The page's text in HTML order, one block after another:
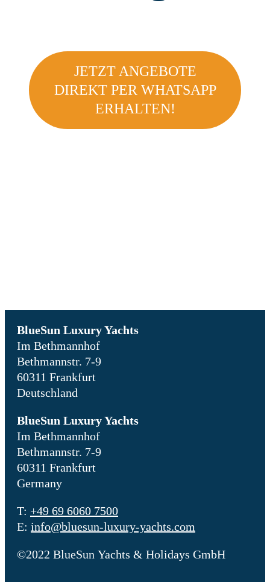
JETZT ANGEBOTE
DIREKT PER WHATSAPP
ERHALTEN!
BlueSun Luxury Yachts
Im Bethmannhof
Bethmannstr. 7-9
60311 Frankfurt
Deutschland
BlueSun Luxury Yachts
Im Bethmannhof
Bethmannstr. 7-9
60311 Frankfurt
Germany
T: +49 69 6060 7500
E: info@bluesun-luxury-yachts.com
©2022 BlueSun Yachts & Holidays GmbH